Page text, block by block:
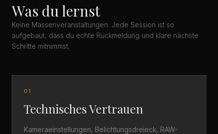
Was du lernst
Keine Massenveranstaltungen. Jede Session ist so
aufgebaut, dass du echte Rückmeldung und klare nächste
Schritte mitnimmst.
01
Technisches Vertrauen
Kameraeinstellungen, Belichtungsdreieck, RAW-